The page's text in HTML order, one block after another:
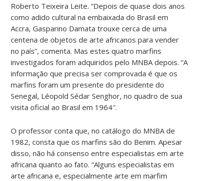
Roberto Teixeira Leite. “Depois de quase dois anos
como adido cultural na embaixada do Brasil em
Accra, Gasparino Damata trouxe cerca de uma
centena de objetos de arte africanos para vender
no país”, comenta. Mas estes quatro marfins
investigados foram adquiridos pelo MNBA depois. “A
informação que precisa ser comprovada é que os
marfins foram um presente do presidente do
Senegal, Léopold Sédar Senghor, no quadro de sua
visita oficial ao Brasil em 1964″.
O professor conta que, no catálogo do MNBA de
1982, consta que os marfins são do Benim. Apesar
disso, não há consenso entre especialistas em arte
africana quanto ao fato. “Alguns especialistas em
arte africana e, especialmente arte em marfim